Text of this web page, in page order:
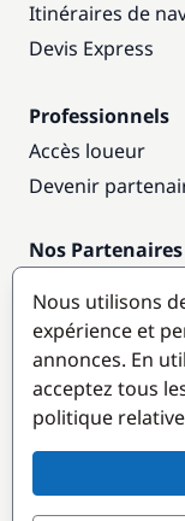
Itinéraires de
Devis Express
Professionnels
Accès loueur
Devenir
Nos Partenaires
Destinations
Nous utilisons
expérience et
annonces. En
acceptez tous
politique